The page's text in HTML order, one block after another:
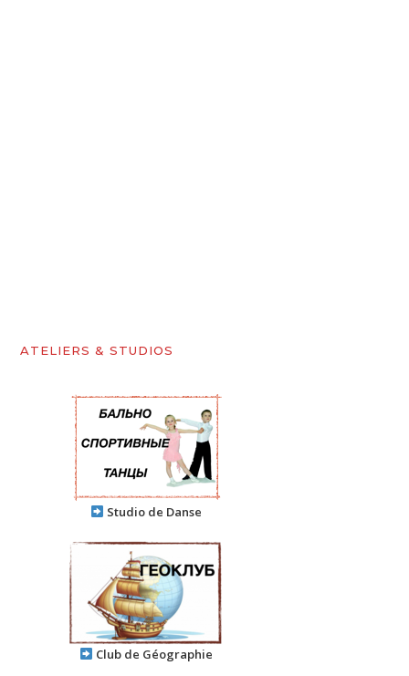
ATELIERS & STUDIOS
Studio de Danse
Club de Géographie